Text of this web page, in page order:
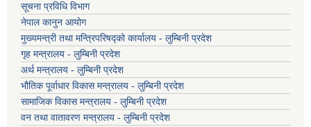
सूचना प्रविधि विभाग
नेपाल कानुन आयोग
मुख्यमन्त्री तथा मन्त्रिपरिषद्को कार्यालय - लुम्बिनी प्रदेश
गृह मन्त्रालय - लुम्बिनी प्रदेश
अर्थ मन्त्रालय - लुम्बिनी प्रदेश
भौतिक पूर्वाधार विकास मन्त्रालय - लुम्बिनी प्रदेश
सामाजिक विकास मन्त्रालय - लुम्बिनी प्रदेश
वन तथा वातावरण मन्त्रालय - लुम्बिनी प्रदेश